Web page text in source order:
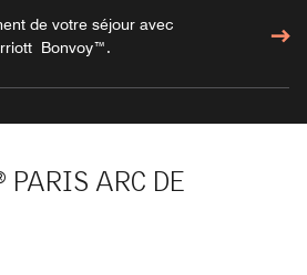
de votre séjour avec
Bonvoy™.
PARIS ARC DE